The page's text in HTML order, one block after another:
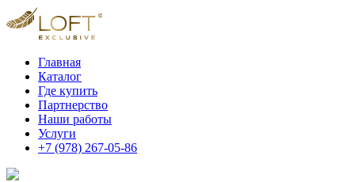
Главная
Каталог
Где купить
Партнерство
Наши работы
Услуги
+7 (978) 267-05-86